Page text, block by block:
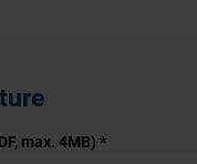
max. 4MB) *